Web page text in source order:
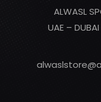
ALWASL
UAE –